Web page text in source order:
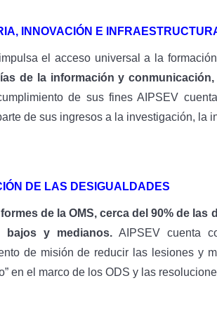
INNOVACIÓN E
el acceso universal a la
de la información y
de sus fines AIPSEV
de sus ingresos a la investigación, la
DE LAS DESIGUALDADES
de la OMS, cerca del 90% de
bajos y medianos.AIPSEV cuenta
de misión de reducir las lesiones y
en el marco de los ODS y las